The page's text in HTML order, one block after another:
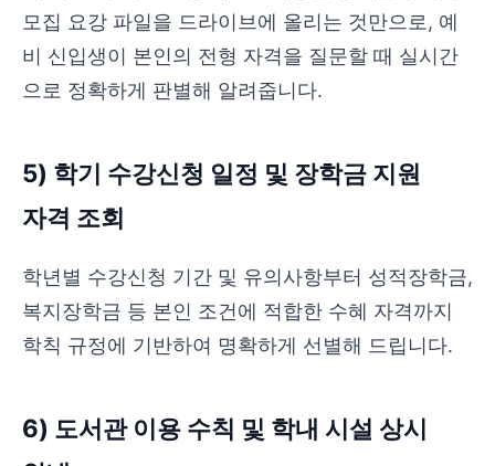
모집 요강 파일을 드라이브에 올리는 것만으로, 예
비 신입생이 본인의 전형 자격을 질문할 때 실시간
으로 정확하게 판별해 알려줍니다.
5) 학기 수강신청 일정 및 장학금 지원
자격 조회
학년별 수강신청 기간 및 유의사항부터 성적장학금,
복지장학금 등 본인 조건에 적합한 수혜 자격까지
학칙 규정에 기반하여 명확하게 선별해 드립니다.
6) 도서관 이용 수칙 및 학내 시설 상시